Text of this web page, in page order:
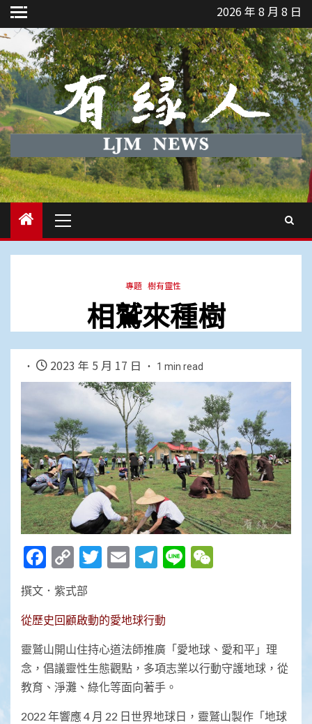
Skip
to
content
2026 年 8 月 8 日
Menu
專題 樹有靈性
相鷲來種樹
2023 年 5 月 17 日 1 min read
Facebook
Copy
Link
Twitter
EmailTelegram
Line
撰文．紫式部
從歷史回顧啟動的愛地球行動
靈鷲山開山住持心道法師推廣「愛地球、愛和平」理
念，倡議靈性生態觀點，多項志業以行動守護地球，從
教育、淨灘、綠化等面向著手。
2022 年響應 4 月 22 日世界地球日，靈鷲山製作「地球